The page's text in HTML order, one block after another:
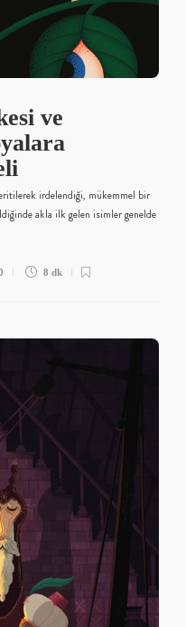
ve
irdelendiği, mükemmel bir
akla ilk gelen isimler genelde
8 dk